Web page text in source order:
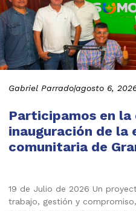
Gabriel Parrado|agosto 6,
Participamos en la
inauguración de la
comunitaria de
19 de Julio de 2026 Un
trabajo, gestión y